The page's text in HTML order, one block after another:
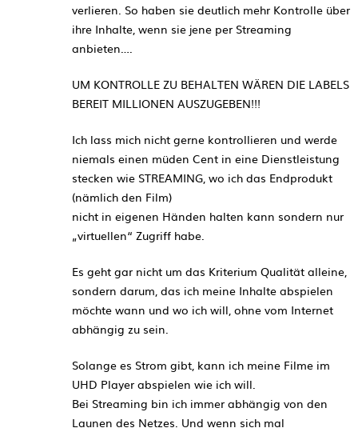
verlieren. So haben sie deutlich mehr Kontrolle über
ihre Inhalte, wenn sie jene per Streaming
anbieten….
UM KONTROLLE ZU BEHALTEN WÄREN DIE LABELS
BEREIT MILLIONEN AUSZUGEBEN!!!
Ich lass mich nicht gerne kontrollieren und werde
niemals einen müden Cent in eine Dienstleistung
stecken wie STREAMING, wo ich das Endprodukt
(nämlich den Film)
nicht in eigenen Händen halten kann sondern nur
„virtuellen“ Zugriff habe.
Es geht gar nicht um das Kriterium Qualität alleine,
sondern darum, das ich meine Inhalte abspielen
möchte wann und wo ich will, ohne vom Internet
abhängig zu sein.
Solange es Strom gibt, kann ich meine Filme im
UHD Player abspielen wie ich will.
Bei Streaming bin ich immer abhängig von den
Launen des Netzes. Und wenn sich mal